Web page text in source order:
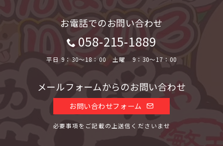
お電話でのお問い合わせ
058-215-1889
平日 9：30～18：00 土曜 9：30～17：00
メールフォームからのお問い合わせ
お問い合わせフォーム
必要事項をご記載の上送信くださいませ